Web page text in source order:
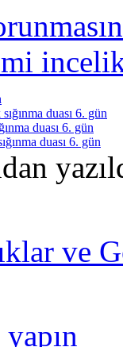
duası 6. gün
duası 6. gün
duası 6. gün
ve